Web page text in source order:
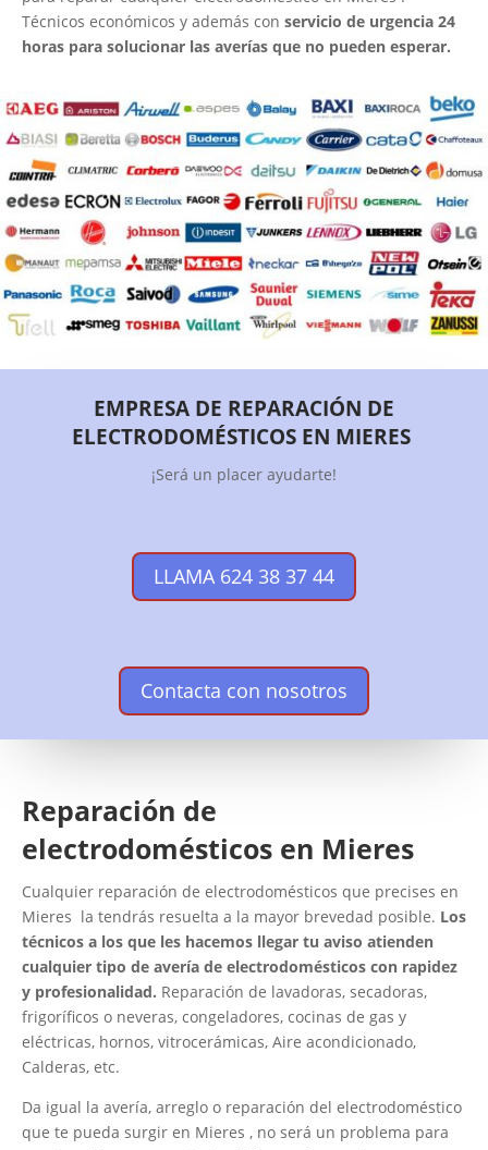
Técnicos económicos y además con servicio de urgencia 24
horas para solucionar las averías que no pueden esperar.
EMPRESA DE REPARACIÓN DE
ELECTRODOMÉSTICOS EN MIERES
¡Será un placer ayudarte!
LLAMA 624 38 37 44
Contacta con nosotros
Reparación de
electrodomésticos en Mieres
Cualquier reparación de electrodomésticos que precises en
Mieres la tendrás resuelta a la mayor brevedad posible. Los
técnicos a los que les hacemos llegar tu aviso atienden
cualquier tipo de avería de electrodomésticos con rapidez
y profesionalidad. Reparación de lavadoras, secadoras,
frigoríficos o neveras, congeladores, cocinas de gas y
eléctricas, hornos, vitrocerámicas, Aire acondicionado,
Calderas, etc.
Da igual la avería, arreglo o reparación del electrodoméstico
que te pueda surgir en Mieres , no será un problema para